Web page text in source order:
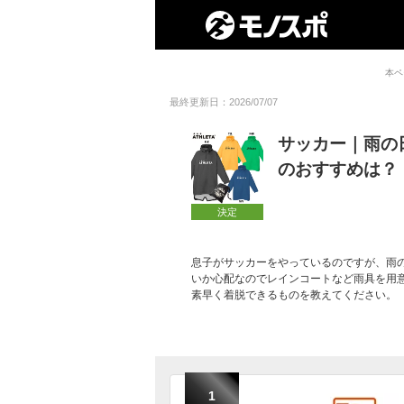
本
最終更新日：2026/07/07
決定
サッカー｜雨の
のおすすめは？
息子がサッカーをやっているのですが、雨
いか心配なのでレインコートなど雨具を
素早く着脱できるものを教えてください。
1